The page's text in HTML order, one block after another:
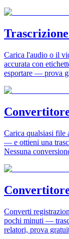
Carica l'audio o il
accurata con
esportare — prova
Carica qualsiasi
— e ottieni una
Nessuna
Converti
pochi minuti —
relatori, prova